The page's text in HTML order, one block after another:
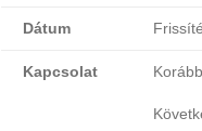
Dátum
Kapcsolat